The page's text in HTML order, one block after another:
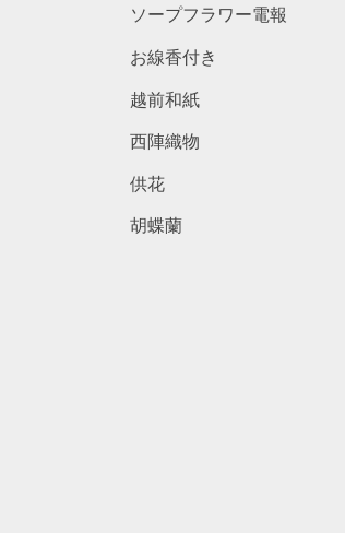
ソープフラワー電報
お線香付き
越前和紙
西陣織物
供花
胡蝶蘭